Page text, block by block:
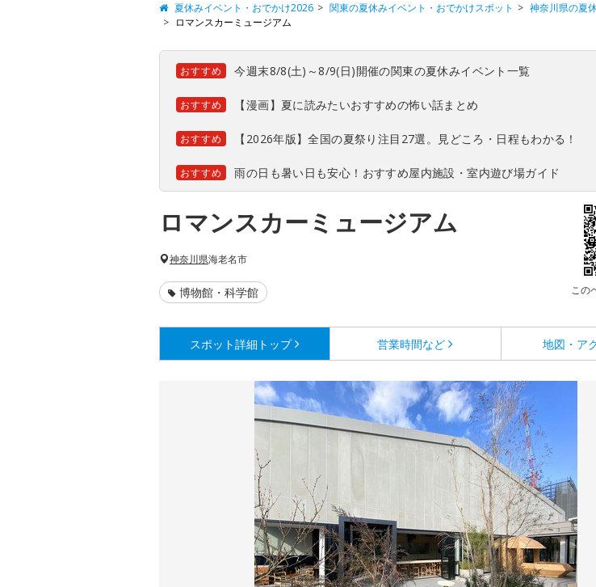
夏休みイベント・おでかけ2026 関東の夏休みイベント・おでかけスポット 神奈川県の夏
ロマンスカーミュージアム
おすすめ 今週末8/8(土)～8/9(日)開催の関東の夏休みイベント一覧
おすすめ 【漫画】夏に読みたいおすすめの怖い話まとめ
おすすめ 【2026年版】全国の夏祭り注目27選。見どころ・日程もわかる！
おすすめ 雨の日も暑い日も安心！おすすめ屋内施設・室内遊び場ガイド
ロマンスカーミュージアム
この
神奈川県海老名市
博物館・科学館
スポット詳細 トップ 営業時間など 地図・ア